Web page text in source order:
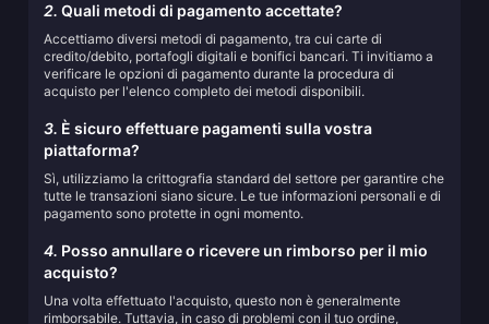
2. Quali metodi di pagamento accettate?
Accettiamo diversi metodi di pagamento, tra cui carte di
credito/debito, portafogli digitali e bonifici bancari. Ti invitiamo a
verificare le opzioni di pagamento durante la procedura di
acquisto per l'elenco completo dei metodi disponibili.
3. È sicuro effettuare pagamenti sulla vostra
piattaforma?
Sì, utilizziamo la crittografia standard del settore per garantire che
tutte le transazioni siano sicure. Le tue informazioni personali e di
pagamento sono protette in ogni momento.
4. Posso annullare o ricevere un rimborso per il mio
acquisto?
Una volta effettuato l'acquisto, questo non è generalmente
rimborsabile. Tuttavia, in caso di problemi con il tuo ordine,